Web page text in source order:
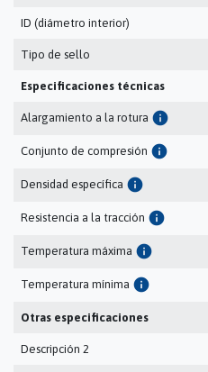
ID (diámetro interior)
Tipo de sello
Especificaciones técnicas
Alargamiento a la rotura info
Conjunto de compresión info
Densidad específica info
Resistencia a la tracción info
Temperatura máxima info
Temperatura mínima info
Otras especificaciones
Descripción 2